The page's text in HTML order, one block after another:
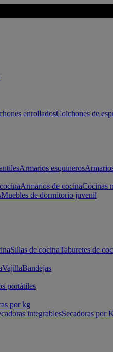
enrolladosColchones de
Armarios esquineros
Armarios de cocinaCocinas
Muebles de dormitorio juvenil
Sillas de cocinaTaburetes de
VajillaBandejas
portátiles
por kg
integrablesSecadoras por